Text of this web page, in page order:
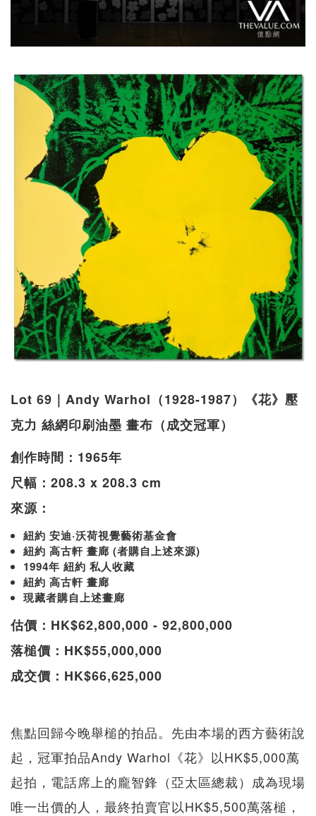
Lot 69｜Andy Warhol（1928-1987）《花》壓
克力 絲網印刷油墨 畫布（成交冠軍）
創作時間：1965年
尺幅：208.3 x 208.3 cm
來源：
紐約 安迪·沃荷視覺藝術基金會
紐約 高古軒 畫廊 (者購自上述來源)
1994年 紐約 私人收藏
紐約 高古軒 畫廊
現藏者購自上述畫廊
估價：HK$62,800,000 - 92,800,000
落槌價：HK$55,000,000
成交價：HK$66,625,000
焦點回歸今晚舉槌的拍品。先由本場的西方藝術說
起，冠軍拍品Andy Warhol《花》以HK$5,000萬
起拍，電話席上的龐智鋒（亞太區總裁）成為現場
唯一出價的人，最終拍賣官以HK$5,500萬落槌，